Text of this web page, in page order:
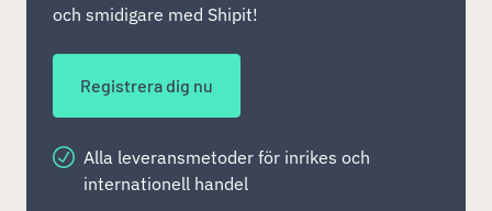
och smidigare med Shipit!
Registrera dig nu
Alla leveransmetoder för inrikes och
internationell handel